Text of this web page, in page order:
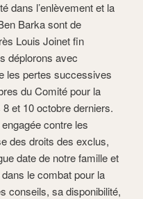
dans l’enlèvement et la
Barka sont de
Louis Joinet fin
déplorons avec
les pertes successives
du Comité pour la
et 10 octobre derniers.
contre les
des droits des exclus,
date de notre famille et
le combat pour la
conseils, sa disponibilité,